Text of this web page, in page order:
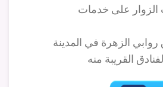
الزوار على خدمات
الزهرة في المدينة
القريبة منه